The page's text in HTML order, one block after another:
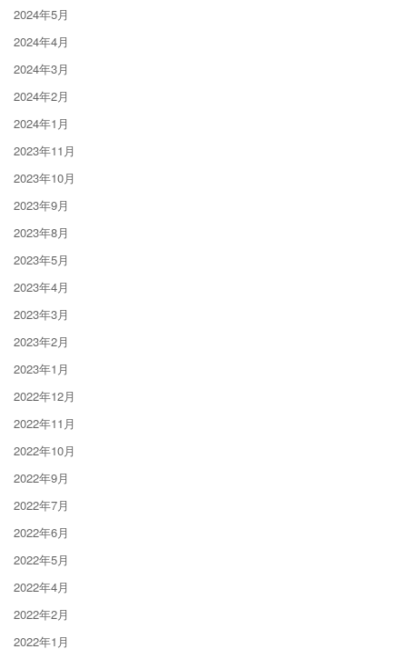
2024年5月
2024年4月
2024年3月
2024年2月
2024年1月
2023年11月
2023年10月
2023年9月
2023年8月
2023年5月
2023年4月
2023年3月
2023年2月
2023年1月
2022年12月
2022年11月
2022年10月
2022年9月
2022年7月
2022年6月
2022年5月
2022年4月
2022年2月
2022年1月